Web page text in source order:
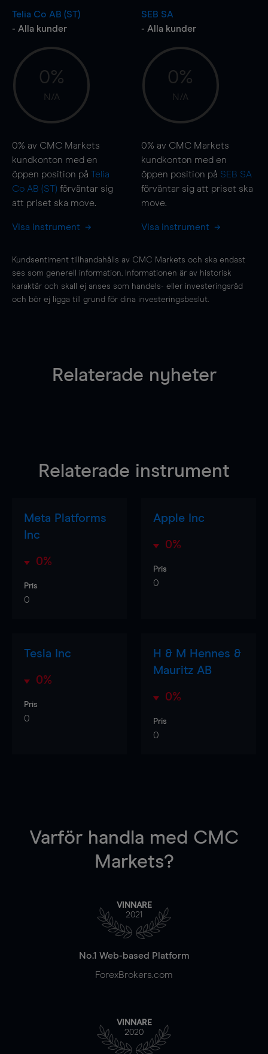
Telia Co AB (ST)
- Alla kunder
0%
N/A
0% av CMC Markets
kundkonton med en
öppen position på Telia
Co AB (ST) förväntar sig
att priset ska move.
Visa instrument
SEB SA
- Alla kunder
0%
N/A
0% av CMC Markets
kundkonton med en
öppen position på SEB SA
förväntar sig att priset ska
move.
Visa instrument
Kundsentiment tillhandahålls av CMC Markets och ska endast
ses som generell information. Informationen är av historisk
karaktär och skall ej anses som handels- eller investeringsråd
och bör ej ligga till grund för dina investeringsbeslut.
Relaterade nyheter
Relaterade instrument
Meta Platforms
Inc
0%
Pris
0
Apple Inc
0%
Pris
0
Tesla Inc
0%
Pris
0
H & M Hennes &
Mauritz AB
0%
Pris
0
Varför handla med CMC
Markets?
VINNARE
2021
No.1 Web-based Platform
ForexBrokers.com
VINNARE
2020